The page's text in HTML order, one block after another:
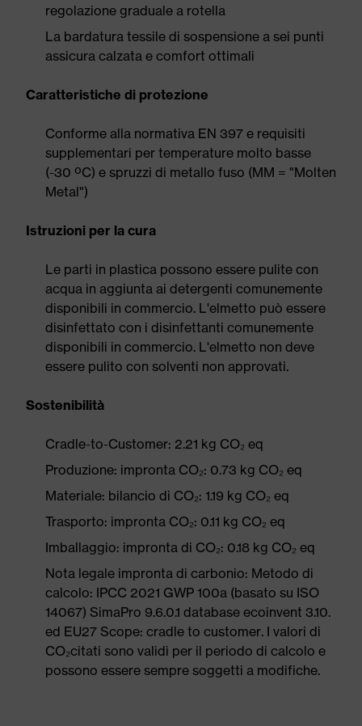
regolazione graduale a rotella
La bardatura tessile di sospensione a sei punti
assicura calzata e comfort ottimali
Caratteristiche di protezione
Conforme alla normativa EN 397 e requisiti
supplementari per temperature molto basse
(-30 ºC) e spruzzi di metallo fuso (MM = "Molten
Metal")
Istruzioni per la cura
Le parti in plastica possono essere pulite con
acqua in aggiunta ai detergenti comunemente
disponibili in commercio. L'elmetto può essere
disinfettato con i disinfettanti comunemente
disponibili in commercio. L'elmetto non deve
essere pulito con solventi non approvati.
Sostenibilità
Cradle-to-Customer: 2.21 kg CO₂ eq
Produzione: impronta CO₂: 0.73 kg CO₂ eq
Materiale: bilancio di CO₂: 1.19 kg CO₂ eq
Trasporto: impronta CO₂: 0.11 kg CO₂ eq
Imballaggio: impronta di CO₂: 0.18 kg CO₂ eq
Nota legale impronta di carbonio: Metodo di
calcolo: IPCC 2021 GWP 100a (basato su ISO
14067) SimaPro 9.6.0.1 database ecoinvent 3.10.
ed EU27 Scope: cradle to customer. I valori di
CO₂citati sono validi per il periodo di calcolo e
possono essere sempre soggetti a modifiche.